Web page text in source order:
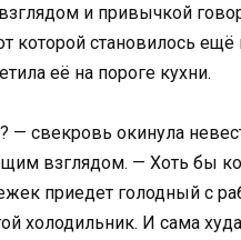
и привычкой
которой становилось ещё
её на пороге кухни.
— свекровь окинула
взглядом. — Хоть бы
приедет голодный с
холодильник. И сама